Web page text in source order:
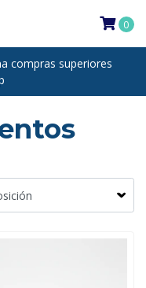
compras superiores
0